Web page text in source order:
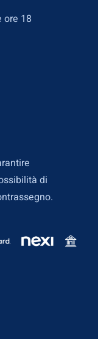
ore 18
di